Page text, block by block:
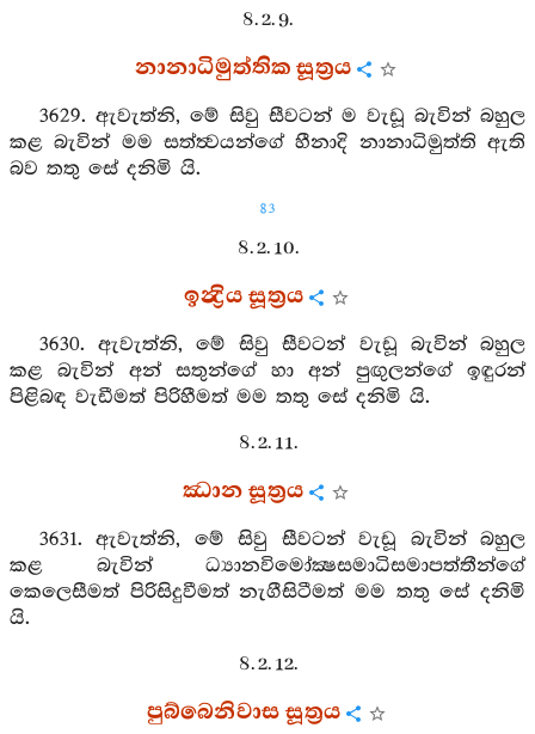
8. 2. 9.
නානාධිමුත්තික සූත්‍රය
3629. ඇවැත්නි, මේ සිවු සීවටන් ම වැඩූ බැවින් බහුල
කළ බැවින් මම සත්ත්‍වයන්ගේ හීනාදි නානාධිමුත්ති ඇති
බව තතු සේ දනිමි යි.
83
8. 2. 10.
ඉන්‍ද්‍රිය සූත්‍රය
3630. ඇවැත්නි, මේ සිවු සීවටන් වැඩූ බැවින් බහුල
කළ බැවින් අන් සතුන්ගේ හා අන් පුඟුලන්ගේ ඉඳුරන්
පිළිබඳ වැඩීමත් පිරිහීමත් මම තතු සේ දනිමි යි.
8. 2. 11.
ඣාන සූත්‍රය
3631. ඇවැත්නි, මේ සිවු සීවටන් වැඩූ බැවින් බහුල
කළ බැවින් ධ්‍යානවිමෝක්‍ෂසමාධිසමාපත්තීන්ගේ
කෙලෙසීමත් පිරිසිදුවීමත් නැගීසිටීමත් මම තතු සේ දනිමි
යි.
8. 2. 12.
පුබ්බෙනිවාස සූත්‍රය